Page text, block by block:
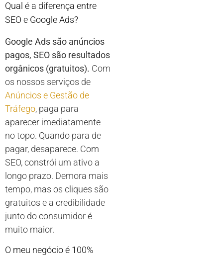
Qual é a diferença entre
SEO e Google Ads?
Google Ads são anúncios
pagos, SEO são resultados
orgânicos (gratuitos). Com
os nossos serviços de
Anúncios e Gestão de
Tráfego, paga para
aparecer imediatamente
no topo. Quando para de
pagar, desaparece. Com
SEO, constrói um ativo a
longo prazo. Demora mais
tempo, mas os cliques são
gratuitos e a credibilidade
junto do consumidor é
muito maior.
O meu negócio é 100%